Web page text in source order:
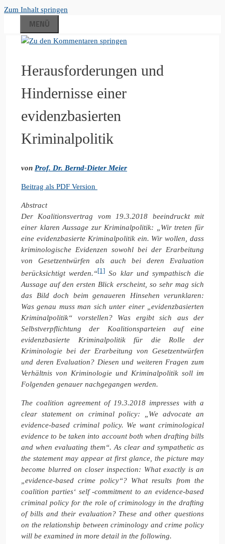
Zum Inhalt springen
MENÜ
Herausforderungen und
Hindernisse einer
evidenzbasierten
Kriminalpolitik
von Prof. Dr. Bernd-Dieter Meier
Beitrag als PDF Version
Abstract
Der Koalitionsvertrag vom 19.3.2018 beeindruckt mit
einer klaren Aussage zur Kriminalpolitik: „Wir treten für
eine evidenzbasierte Kriminalpolitik ein. Wir wollen, dass
kriminologische Evidenzen sowohl bei der Erarbeitung
von Gesetzentwürfen als auch bei deren Evaluation
berücksichtigt werden.“[1] So klar und sympathisch die
Aussage auf den ersten Blick erscheint, so sehr mag sich
das Bild doch beim genaueren Hinsehen verunklaren:
Was genau muss man sich unter einer „evidenzbasierten
Kriminalpolitik“ vorstellen? Was ergibt sich aus der
Selbstverpflichtung der Koalitionsparteien auf eine
evidenzbasierte Kriminalpolitik für die Rolle der
Kriminologie bei der Erarbeitung von Gesetzentwürfen
und deren Evaluation? Diesen und weiteren Fragen zum
Verhältnis von Kriminologie und Kriminalpolitik soll im
Folgenden genauer nachgegangen werden.
The coalition agreement of 19.3.2018 impresses with a
clear statement on criminal policy: „We advocate an
evidence-based criminal policy. We want criminological
evidence to be taken into account both when drafting bills
and when evaluating them“. As clear and sympathetic as
the statement may appear at first glance, the picture may
become blurred on closer inspection: What exactly is an
„evidence-based crime policy“? What results from the
coalition parties‘ self -commitment to an evidence-based
criminal policy for the role of criminology in the drafting
of bills and their evaluation? These and other questions
on the relationship between criminology and crime policy
will be examined in more detail in the following.